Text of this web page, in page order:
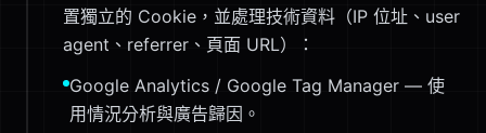
置獨立的 Cookie，並處理技術資料（IP 位址、user
agent、referrer、頁面 URL）：
Google Analytics / Google Tag Manager — 使
用情況分析與廣告歸因。